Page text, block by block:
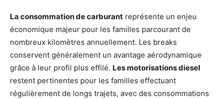
La consommation de carburant représente un enjeu
économique majeur pour les familles parcourant de
nombreux kilomètres annuellement. Les breaks
conservent généralement un avantage aérodynamique
grâce à leur profil plus effilé. Les motorisations diesel
restent pertinentes pour les familles effectuant
régulièrement de longs trajets, avec des consommations